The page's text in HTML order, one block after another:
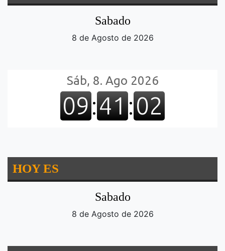
Sabado
8 de Agosto de 2026
HOY ES
Sabado
8 de Agosto de 2026